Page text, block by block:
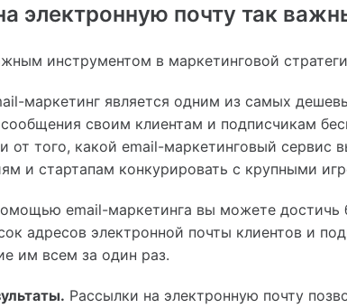
электронную почту так
инструментом в маркетинговой
маркетинг является одним из самых
своим клиентам и подписчикам
от того, какой email-маркетинговый сервис
и стартапам конкурировать с крупными
email-маркетинга вы можете достичь
адресов электронной почты клиентов и
им всем за один раз.
Рассылки на электронную почту